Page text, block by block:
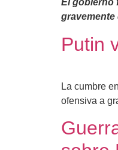
El gobierno
gravemente
Putin
La cumbre
ofensiva a